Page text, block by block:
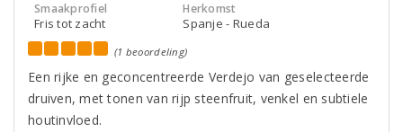
Smaakprofiel
Fris tot zacht
Herkomst
Spanje - Rueda
(1 beoordeling)
Een rijke en geconcentreerde Verdejo van geselecteerde
druiven, met tonen van rijp steenfruit, venkel en subtiele
houtinvloed.